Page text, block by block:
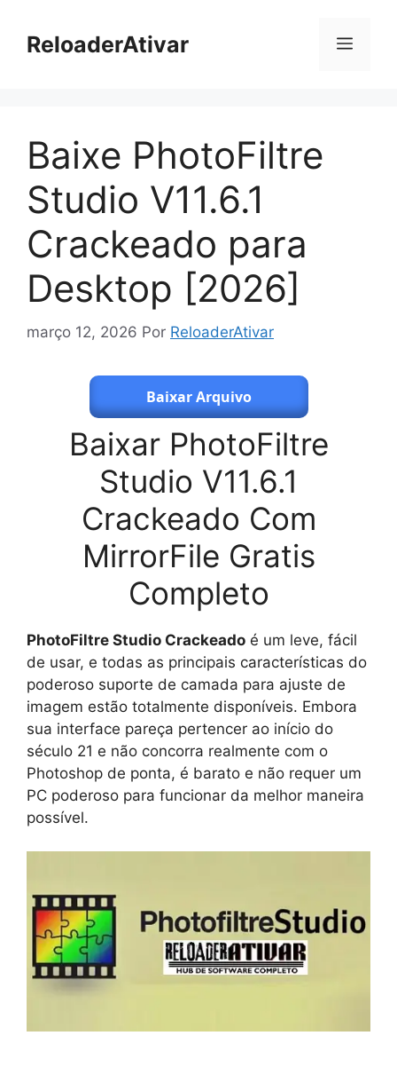
paraReloaderAtivar Menu
Baixe PhotoFiltre
Studio V11.6.1
Crackeado para
Desktop [2026]
março 12, 2026 Por ReloaderAtivar
Baixar Arquivo
Baixar PhotoFiltre
Studio V11.6.1
Crackeado Com
MirrorFile Gratis
Completo
PhotoFiltre Studio Crackeado é um leve, fácil
de usar, e todas as principais características do
poderoso suporte de camada para ajuste de
imagem estão totalmente disponíveis. Embora
sua interface pareça pertencer ao início do
século 21 e não concorra realmente com o
Photoshop de ponta, é barato e não requer um
PC poderoso para funcionar da melhor maneira
possível.